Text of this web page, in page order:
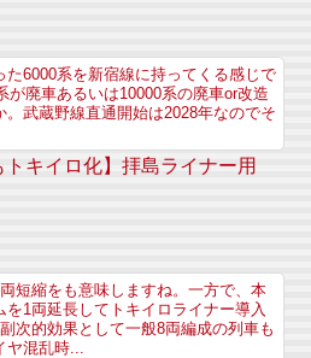
た6000系を新宿線に持ってくる感じで
が廃車あるいは10000系の廃車or改造
。武蔵野線直通開始は2028年なのでそ
トキイロ化】拝島ライナー用
短縮をも意味しますね。一方で、本
を1両延長してトキイロライナー導入
次的効果として一般8両編成の列車も
混乱時...